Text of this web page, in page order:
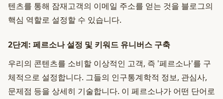
텐츠를 통해 잠재고객의 이메일 주소를 얻는 것을 블로그의
핵심 역할로 설정할 수 있습니다.
2단계: 페르소나 설정 및 키워드 유니버스 구축
우리의 콘텐츠를 소비할 이상적인 고객, 즉 '페르소나'를 구
체적으로 설정합니다. 그들의 인구통계학적 정보, 관심사,
문제점 등을 상세히 기술합니다. 이 페르소나가 어떤 단어로